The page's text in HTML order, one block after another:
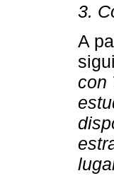
3.
A
con